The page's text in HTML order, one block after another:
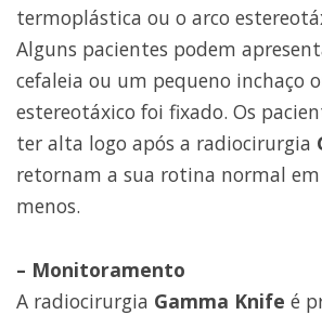
termoplástica ou o arco
Alguns pacientes podem
cefaleia ou um pequeno inchaço
estereotáxico foi fixado. Os
ter alta logo após a radiocirurgia
retornam a sua rotina normal
menos.
– Monitoramento
A radiocirurgia Gamma Knife é